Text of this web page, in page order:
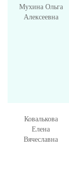
Мухина Ольга
Алексеевна
Ковалькова
Елена
Вячеславна